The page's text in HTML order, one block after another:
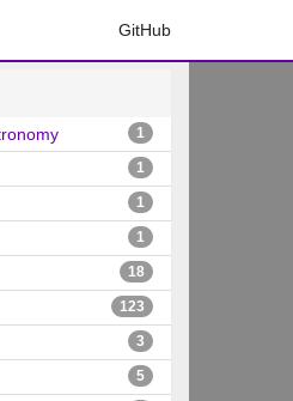
GitHub
1
1
1
1
18
123
3
5